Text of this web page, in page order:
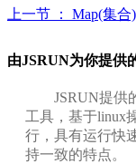
上一节 ： Map(集合)
由JSRUN为你提供
JSRUN提供的
工具，基于linux
行，具有运行快
持一致的特点。